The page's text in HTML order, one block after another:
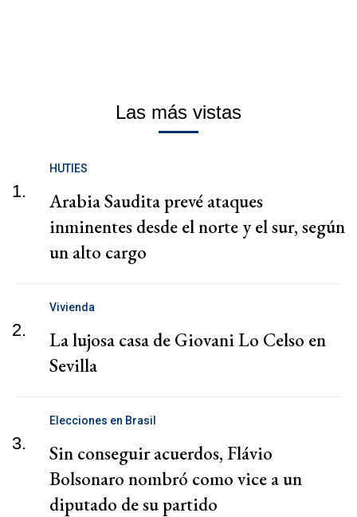
Las más vistas
1.
HUTIES
Arabia Saudita prevé ataques
inminentes desde el norte y el sur, según
un alto cargo
2.
Vivienda
La lujosa casa de Giovani Lo Celso en
Sevilla
3.
Elecciones en Brasil
Sin conseguir acuerdos, Flávio
Bolsonaro nombró como vice a un
diputado de su partido